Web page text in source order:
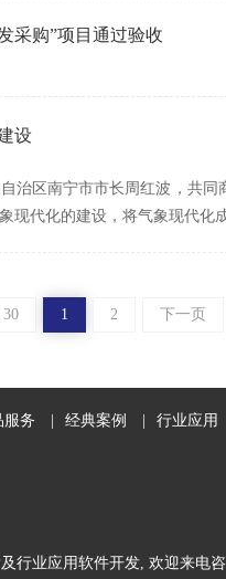
采购”项目通过验收
设
治区南宁市市长周红波，共
现代化的建设，将气象现代化
1 2 下一页
服务 经典案例 行业应用
行业应用软件开发, 欢迎来电